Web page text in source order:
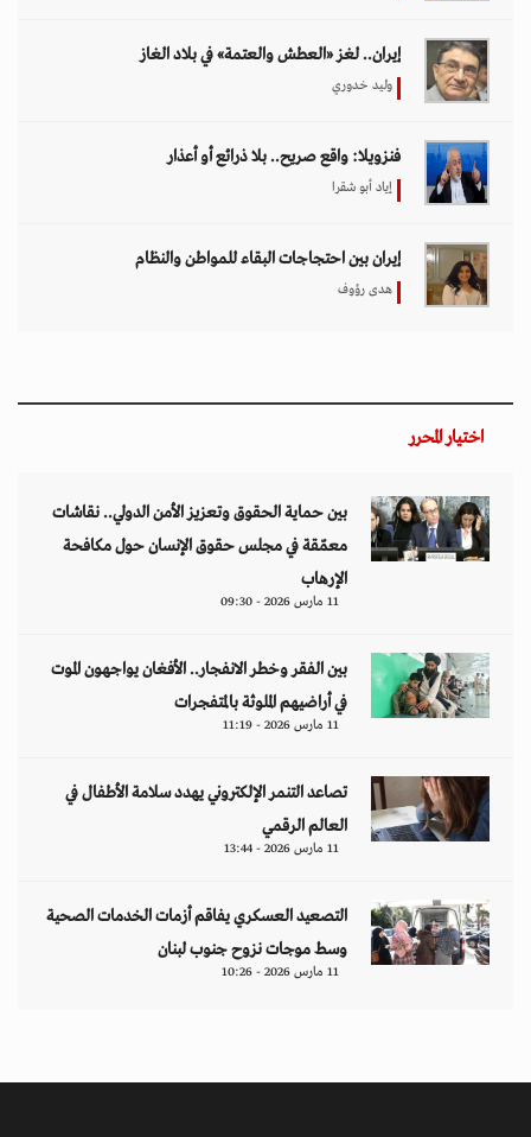
إيران.. لغز «العطش والعتمة» في بلاد الغاز
وليد خدوري
فنزويلا: واقع صريح.. بلا ذرائع أو أعذار
إياد أبو شقرا
إيران بين احتجاجات البقاء للمواطن والنظام
هدى رؤوف
اختيار المحرر
بين حماية الحقوق وتعزيز الأمن الدولي.. نقاشات
معمّقة في مجلس حقوق الإنسان حول مكافحة
الإرهاب
11 مارس 2026 - 09:30
بين الفقر وخطر الانفجار.. الأفغان يواجهون الموت
في أراضيهم الملوثة بالمتفجرات
11 مارس 2026 - 11:19
تصاعد التنمر الإلكتروني يهدد سلامة الأطفال في
العالم الرقمي
11 مارس 2026 - 13:44
التصعيد العسكري يفاقم أزمات الخدمات الصحية
وسط موجات نزوح جنوب لبنان
11 مارس 2026 - 10:26